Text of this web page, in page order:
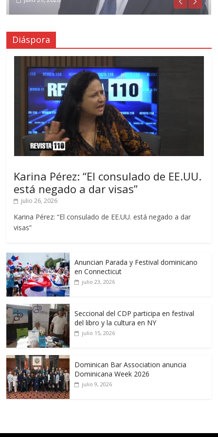
Diáspora
Karina Pérez: “El consulado de EE.UU.
está negado a dar visas”
julio 26, 2026
Karina Pérez: “El consulado de EE.UU. está negado a dar
visas”
Anuncian Parada y Festival dominicano
en Connecticut
julio 23, 2026
Seccional del CDP participa en festival
del libro y la cultura en NY
julio 15, 2026
Dominican Bar Association anuncia
Dominicana Week 2026
julio 9, 2026